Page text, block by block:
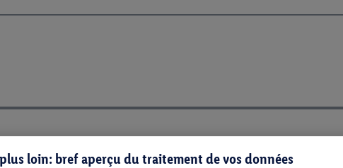
loin: bref aperçu du traitement de vos données